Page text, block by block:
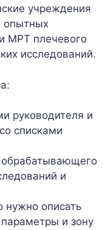
учреждения
опытных
МРТ плечевого
исследований.
руководителя и
списками
обрабатывающего
и
нужно описать
параметры и зону